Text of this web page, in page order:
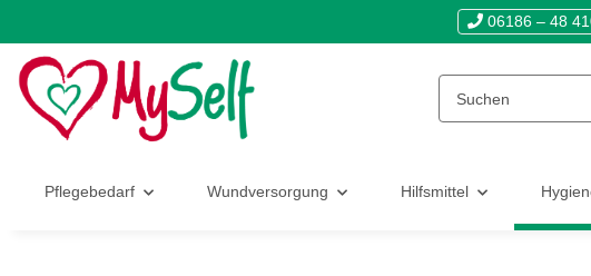
06186 – 48
Pflegebedarf Wundversorgung Hilfsmittel